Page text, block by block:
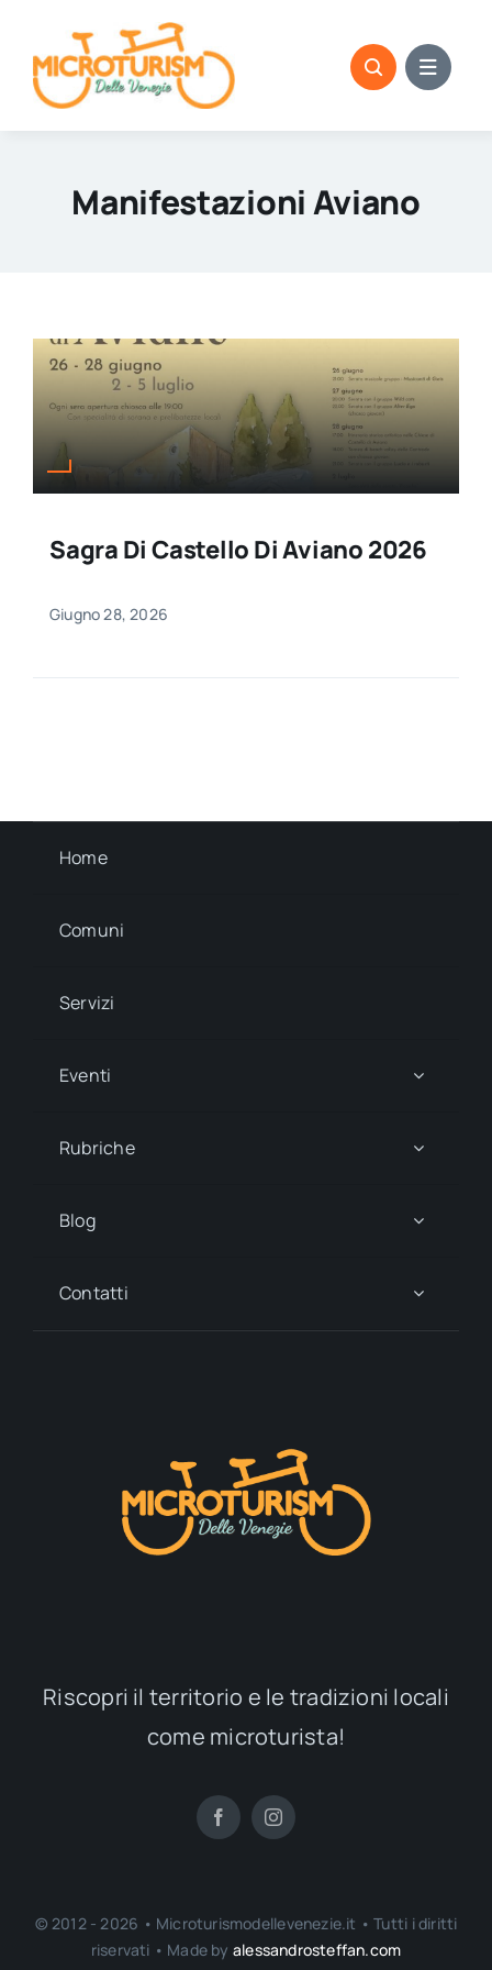
content
Manifestazioni Aviano
Sagra Di Castello Di Aviano 2026
Giugno 28, 2026
Home
Comuni
Servizi
Eventi
Rubriche
Blog
Contatti
Riscopri il territorio e le tradizioni locali
come microturista!
© 2012 - 2026 • Microturismodellevenezie.it • Tutti i diritti
riservati • Made by alessandrosteffan.com